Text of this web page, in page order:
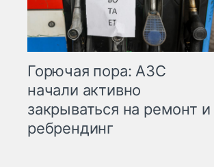
Горючая пора: АЗС
начали активно
закрываться на ремонт и
ребрендинг